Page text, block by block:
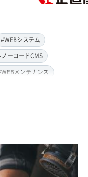
#WEBシステム
ーコードCMS
メンテナンス
グページ制作
レット制作